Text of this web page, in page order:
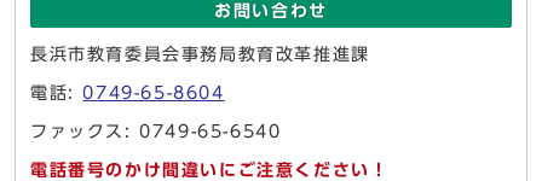
お問い合わせ
長浜市教育委員会事務局教育改革推進課
電話:0749-65-8604
ファックス: 0749-65-6540
電話番号のかけ間違いにご注意ください！